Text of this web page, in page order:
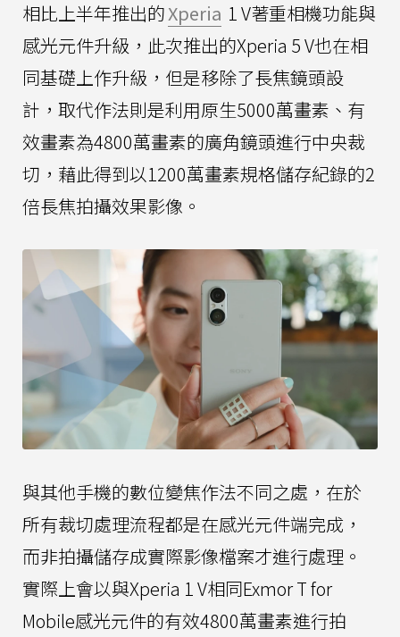
相比上半年推出的Xperia 1 V著重相機功能與
感光元件升級，此次推出的Xperia 5 V也在相
同基礎上作升級，但是移除了長焦鏡頭設
計，取代作法則是利用原生5000萬畫素、有
效畫素為4800萬畫素的廣角鏡頭進行中央裁
切，藉此得到以1200萬畫素規格儲存紀錄的2
倍長焦拍攝效果影像。
與其他手機的數位變焦作法不同之處，在於
所有裁切處理流程都是在感光元件端完成，
而非拍攝儲存成實際影像檔案才進行處理。
實際上會以與Xperia 1 V相同Exmor T for
Mobile感光元件的有效4800萬畫素進行拍